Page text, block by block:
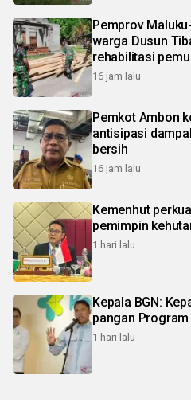
Pemprov
warga Dusun
rehabilitasi
16 jam lalu
Pemkot Ambon
antisipasi
bersih
16 jam lalu
Kemenhut
pemimpin
1 hari lalu
Kepala BGN:
pangan Program
1 hari lalu